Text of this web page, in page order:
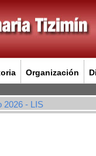
Organización
2026 - LIS